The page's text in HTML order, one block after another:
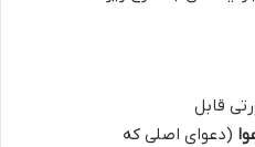
قابل
(دعوای اصلی که